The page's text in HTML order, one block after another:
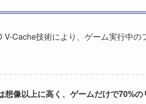
V-Cache技術により、ゲーム実行中
想像以上に高く、ゲームだけで70%